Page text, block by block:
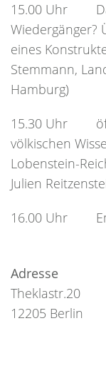
15.00 Uhr
Wiedergänger?
eines
Stemmann,
Hamburg)
15.30 Uhr
völkischen
Lobenstein-
Julien
16.00 Uhr
Adresse
Theklastr.20
12205 Berlin